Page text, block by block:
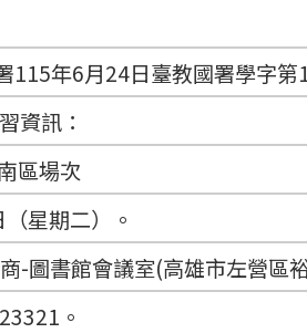
115年6月24日臺教國署學字第
資訊：
區場次
星期二）。
-圖書館會議室(高雄市左營區
。